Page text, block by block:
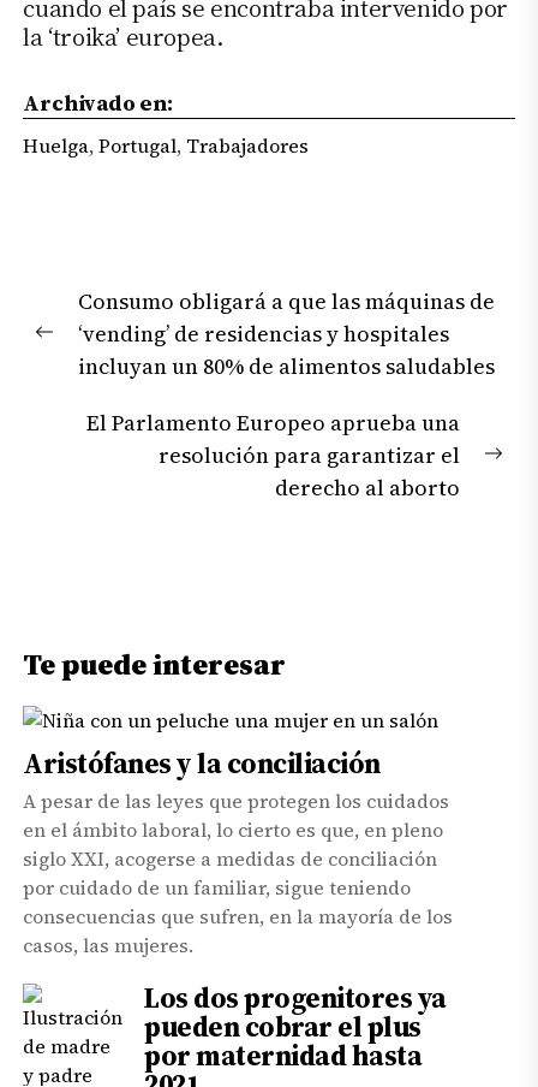
cuando el país se encontraba intervenido por
la ‘troika’ europea.
Archivado en:
Huelga,Portugal, Trabajadores
de
entradas
Previous
post:
Consumo obligará a que las máquinas de
‘vending’ de residencias y hospitales
incluyan un 80% de alimentos saludables
El Parlamento Europeo aprueba una
resolución para garantizar el
derecho al aborto
Te puede interesar
Aristófanes y la conciliación
A pesar de las leyes que protegen los cuidados
en el ámbito laboral, lo cierto es que, en pleno
siglo XXI, acogerse a medidas de conciliación
por cuidado de un familiar, sigue teniendo
consecuencias que sufren, en la mayoría de los
casos, las mujeres.
Los dos progenitores ya
pueden cobrar el plus
por maternidad hasta